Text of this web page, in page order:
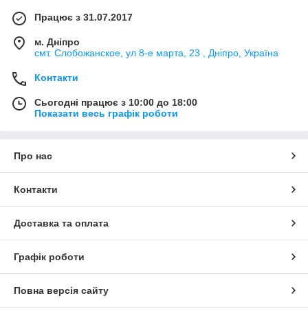
Працює з 31.07.2017
м. Дніпро
смт. Слобожанское, ул 8-е марта, 23 , Дніпро, Україна
Контакти
Сьогодні працює з 10:00 до 18:00
Показати весь графік роботи
Про нас
Контакти
Доставка та оплата
Графік роботи
Повна версія сайту